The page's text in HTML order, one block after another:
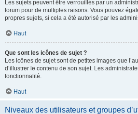
Les sujets peuvent être verrouillés par un
forum pour de multiples raisons. Vous pouvez
propres sujets, si cela a été autorisé par les
Haut
Que sont les icônes de sujet ?
Les icônes de sujet sont de petites images que
d’illustrer le contenu de son sujet. Les
fonctionnalité.
Haut
Niveaux des utilisateurs et groupes